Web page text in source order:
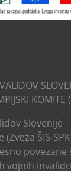
KOMITE
Slovenije
ŠIS-
povezane
vojnih